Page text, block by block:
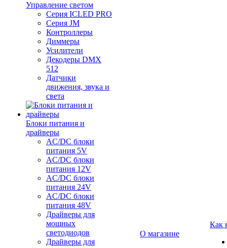
Управление светом
Серия ICLED PRO
Серия JM
Контроллеры
Диммеры
Усилители
Декодеры DMX
512
Датчики
движения, звука и
света
Блоки питания и
драйверы
AC/DC блоки
питания 5V
AC/DC блоки
питания 12V
AC/DC блоки
питания 24V
AC/DC блоки
питания 48V
Драйверы для
мощных
светодиодов
Драйверы для
О магазине
Как